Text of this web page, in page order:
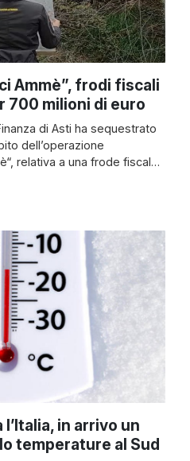
Ammè”, frodi fiscali
700 milioni di euro
di Asti ha sequestrato
dell’operazione
relativa a una frode fiscale
marzo erano stati
in arrivo un
temperature al Sud